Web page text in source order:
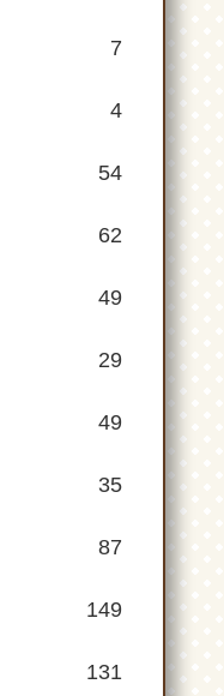
7
4
54
62
49
29
49
35
87
149
131